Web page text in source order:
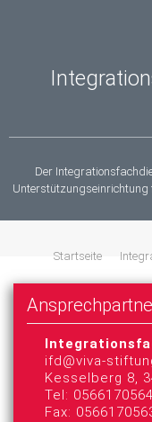
Der
Unterstützungseinrichtung
Startseite
ifd@viva-
Kesselberg 8,
Tel:
Fax: